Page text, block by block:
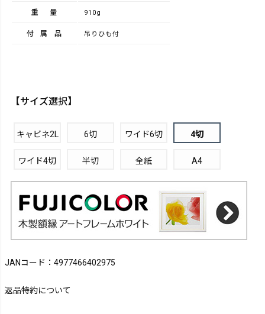
重量 910g
付属品 吊りひも付
【サイズ選択】
キャビネ2L 6切 ワイド6切 4切
ワイド4切 半切 全紙 A4
JANコード：4977466402975
返品特約について